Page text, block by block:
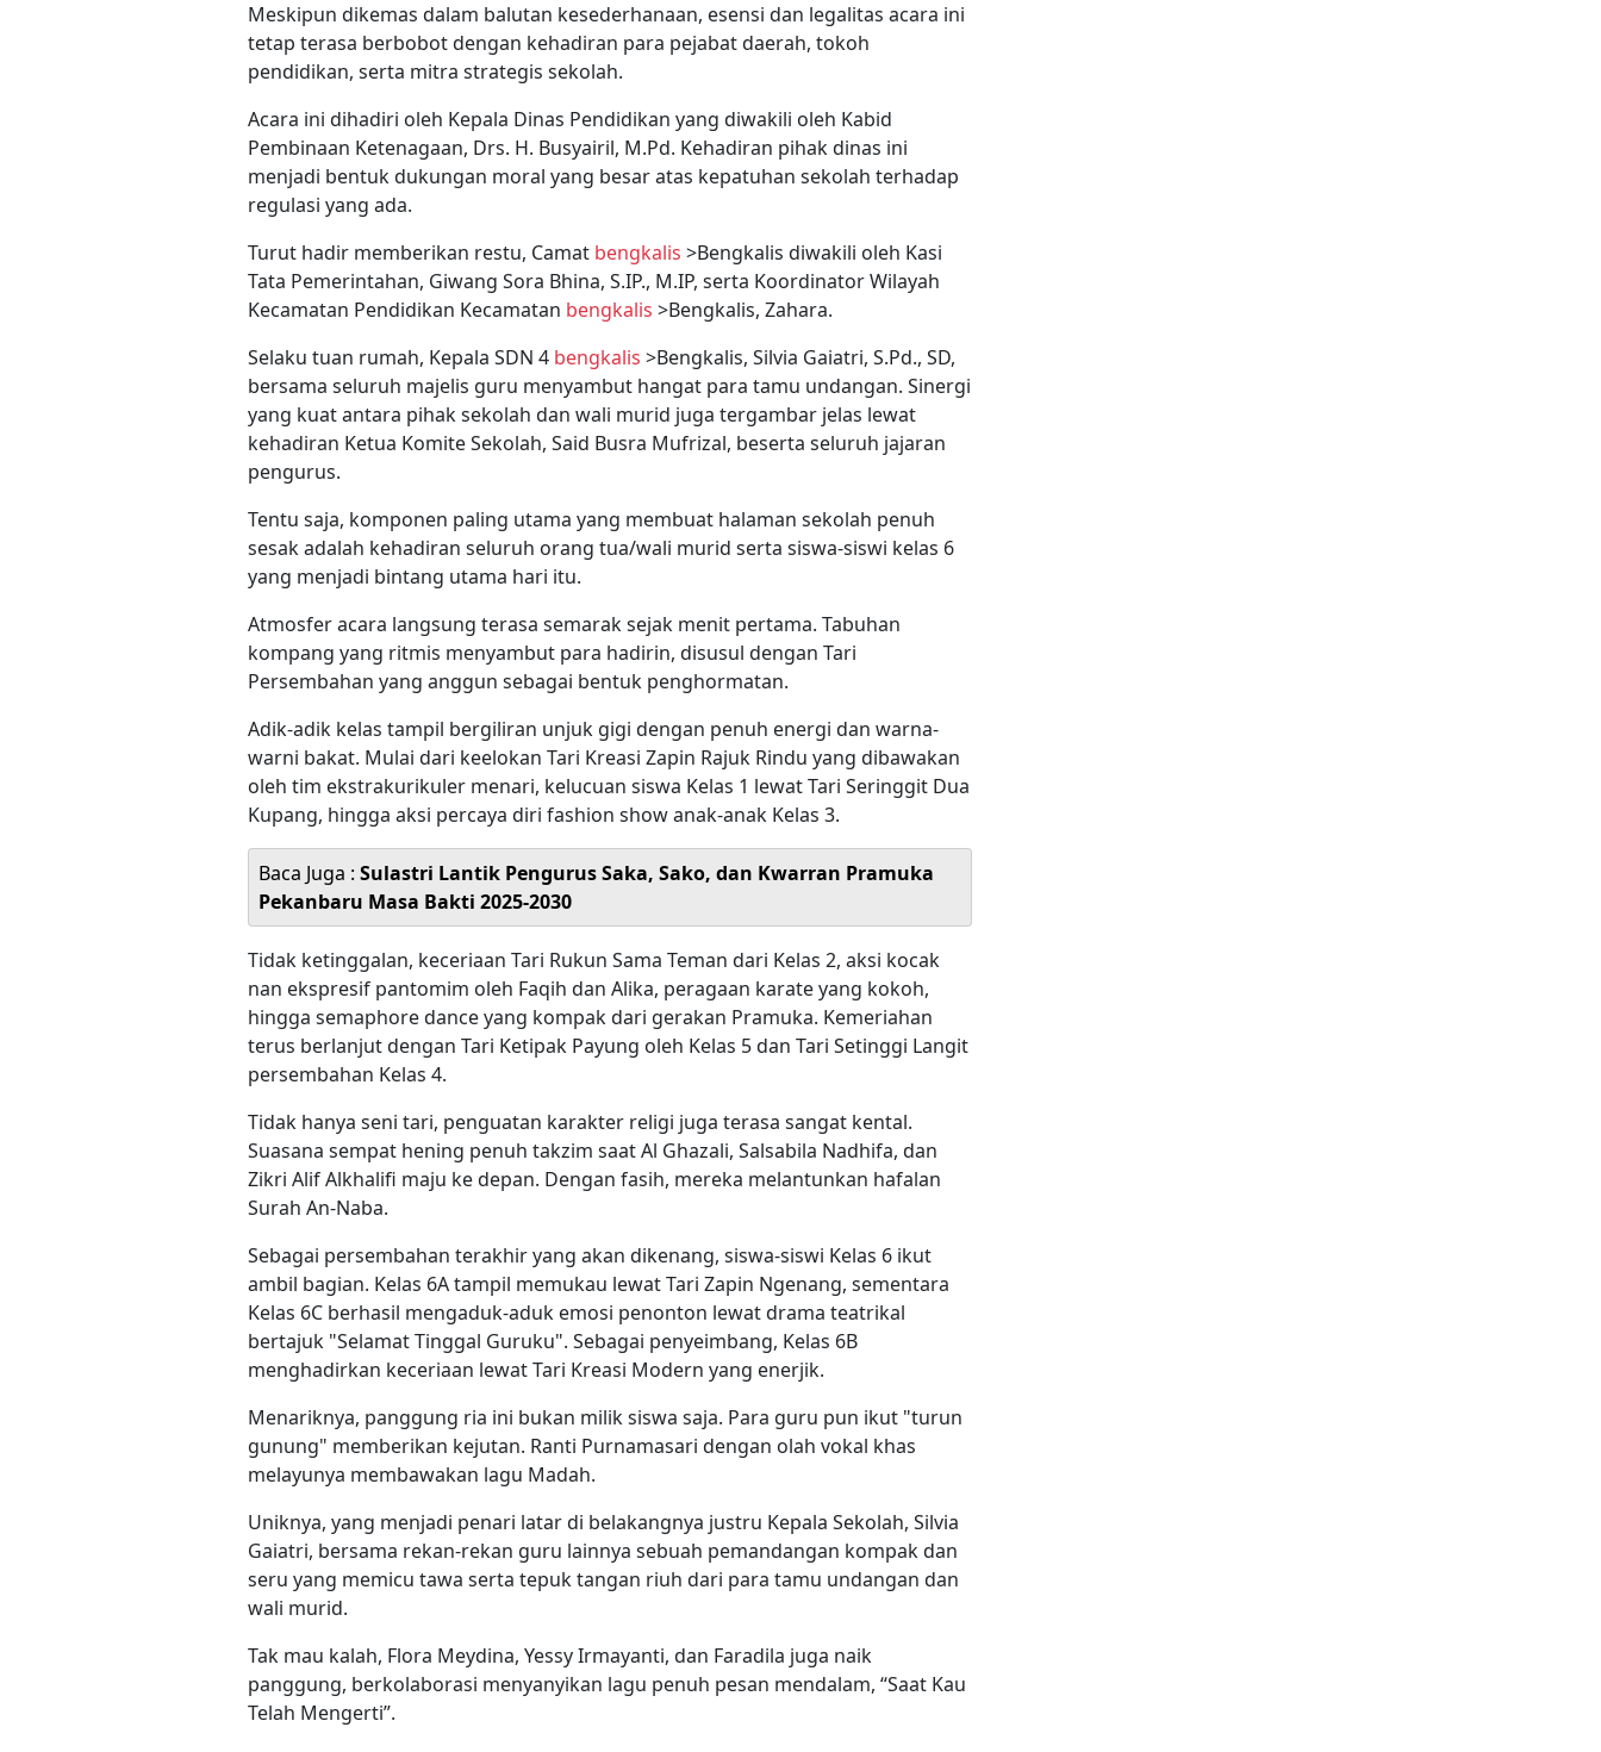
Meskipun dikemas dalam balutan kesederhanaan, esensi dan legalitas acara ini
tetap terasa berbobot dengan kehadiran para pejabat daerah, tokoh
pendidikan, serta mitra strategis sekolah.
​Acara ini dihadiri oleh Kepala Dinas Pendidikan yang diwakili oleh Kabid
Pembinaan Ketenagaan, Drs. H. Busyairil, M.Pd. Kehadiran pihak dinas ini
menjadi bentuk dukungan moral yang besar atas kepatuhan sekolah terhadap
regulasi yang ada.
​Turut hadir memberikan restu, Camat bengkalis >Bengkalis diwakili oleh Kasi
Tata Pemerintahan, Giwang Sora Bhina, S.IP., M.IP, serta Koordinator Wilayah
Kecamatan Pendidikan Kecamatan bengkalis >Bengkalis, Zahara.
​Selaku tuan rumah, Kepala SDN 4 bengkalis >Bengkalis, Silvia Gaiatri, S.Pd., SD,
bersama seluruh majelis guru menyambut hangat para tamu undangan. Sinergi
yang kuat antara pihak sekolah dan wali murid juga tergambar jelas lewat
kehadiran Ketua Komite Sekolah, Said Busra Mufrizal, beserta seluruh jajaran
pengurus.
Tentu saja, komponen paling utama yang membuat halaman sekolah penuh
sesak adalah kehadiran seluruh orang tua/wali murid serta siswa-siswi kelas 6
yang menjadi bintang utama hari itu.
​Atmosfer acara langsung terasa semarak sejak menit pertama. Tabuhan
kompang yang ritmis menyambut para hadirin, disusul dengan Tari
Persembahan yang anggun sebagai bentuk penghormatan.
​Adik-adik kelas tampil bergiliran unjuk gigi dengan penuh energi dan warna-
warni bakat. Mulai dari keelokan Tari Kreasi Zapin Rajuk Rindu yang dibawakan
oleh tim ekstrakurikuler menari, kelucuan siswa Kelas 1 lewat Tari Seringgit Dua
Kupang, hingga aksi percaya diri fashion show anak-anak Kelas 3.
Baca Juga : Sulastri Lantik Pengurus Saka, Sako, dan Kwarran Pramuka
Pekanbaru Masa Bakti 2025-2030
Tidak ketinggalan, keceriaan Tari Rukun Sama Teman dari Kelas 2, aksi kocak
nan ekspresif pantomim oleh Faqih dan Alika, peragaan karate yang kokoh,
hingga semaphore dance yang kompak dari gerakan Pramuka. Kemeriahan
terus berlanjut dengan Tari Ketipak Payung oleh Kelas 5 dan Tari Setinggi Langit
persembahan Kelas 4.
​Tidak hanya seni tari, penguatan karakter religi juga terasa sangat kental.
Suasana sempat hening penuh takzim saat Al Ghazali, Salsabila Nadhifa, dan
Zikri Alif Alkhalifi maju ke depan. Dengan fasih, mereka melantunkan hafalan
Surah An-Naba.
​Sebagai persembahan terakhir yang akan dikenang, siswa-siswi Kelas 6 ikut
ambil bagian. Kelas 6A tampil memukau lewat Tari Zapin Ngenang, sementara
Kelas 6C berhasil mengaduk-aduk emosi penonton lewat drama teatrikal
bertajuk "Selamat Tinggal Guruku". Sebagai penyeimbang, Kelas 6B
menghadirkan keceriaan lewat Tari Kreasi Modern yang enerjik.
​Menariknya, panggung ria ini bukan milik siswa saja. Para guru pun ikut "turun
gunung" memberikan kejutan. Ranti Purnamasari dengan olah vokal khas
melayunya membawakan lagu Madah.
Uniknya, yang menjadi penari latar di belakangnya justru Kepala Sekolah, Silvia
Gaiatri, bersama rekan-rekan guru lainnya sebuah pemandangan kompak dan
seru yang memicu tawa serta tepuk tangan riuh dari para tamu undangan dan
wali murid.
Tak mau kalah, Flora Meydina, Yessy Irmayanti, dan Faradila juga naik
panggung, berkolaborasi menyanyikan lagu penuh pesan mendalam, “Saat Kau
Telah Mengerti”.